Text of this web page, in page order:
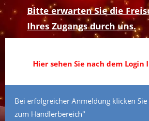
Bitte erwarten Sie die
Ihres Zugangs durch uns.
Hier sehen Sie nach dem
Bei erfolgreicher Anmeldung klicken
zum Händlerbereich"